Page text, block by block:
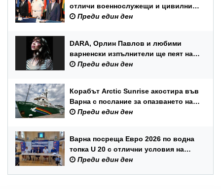
отличи военнослужещи и цивилни
служители по повод Празника на
Преди един ден
DARA, Орлин Павлов и любими
варненски изпълнители ще пеят на
празника на Варна
Преди един ден
Корабът Arctic Sunrise акостира във
Варна с послание за опазването на
Черно море
Преди един ден
Варна посреща Евро 2026 по водна
топка U 20 с отлични условия на
състезателните басейни
Преди един ден